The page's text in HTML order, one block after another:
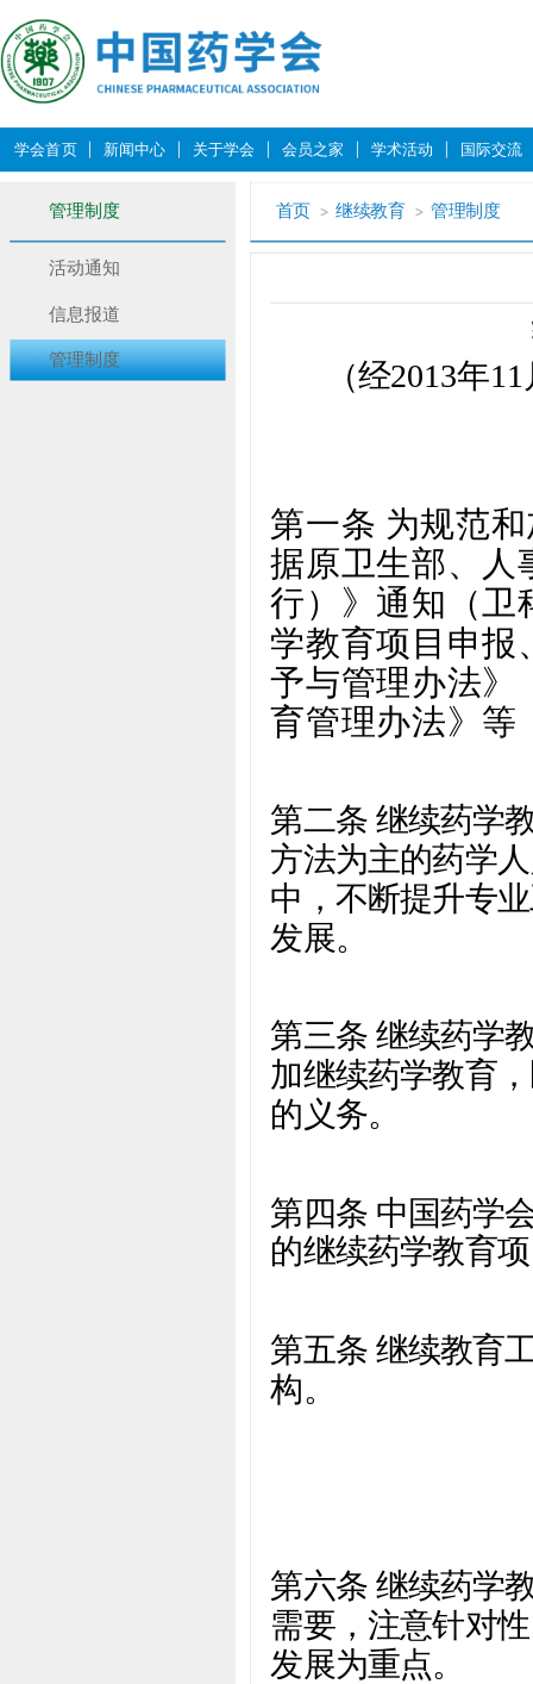
学会首页 新闻中心 关于学会 会员之家 学术活动 国际交流
管理制度
活动通知
信息报道
管理制度
首页 继续教育 管理制度
（经2013年11
第一条 为规范
据原卫生部、人
行）》通知（卫
学教育项目申报
予与管理办法》
育管理办法》等
第二条 继续药学
方法为主的药学
中，不断提升专
发展。
第三条 继续药学
加继续药学教育
的义务。
第四条 中国药学
的继续药学教育
第五条 继续教育
构。
第六条 继续药学
需要，注意针对
发展为重点。